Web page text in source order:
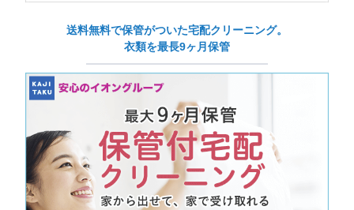
送料無料で保管がついた宅配クリーニング。
衣類を最長9ヶ月保管